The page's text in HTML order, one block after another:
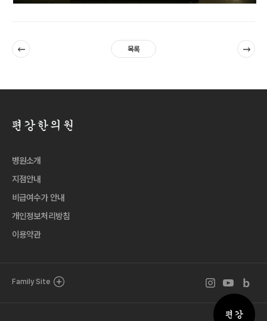
이전 목록 다음
병원소개
지점안내
비급여수가 안내
개인정보처리방침
이용약관
Family Site 인스타그램 바로
유튜브 바로
블로그